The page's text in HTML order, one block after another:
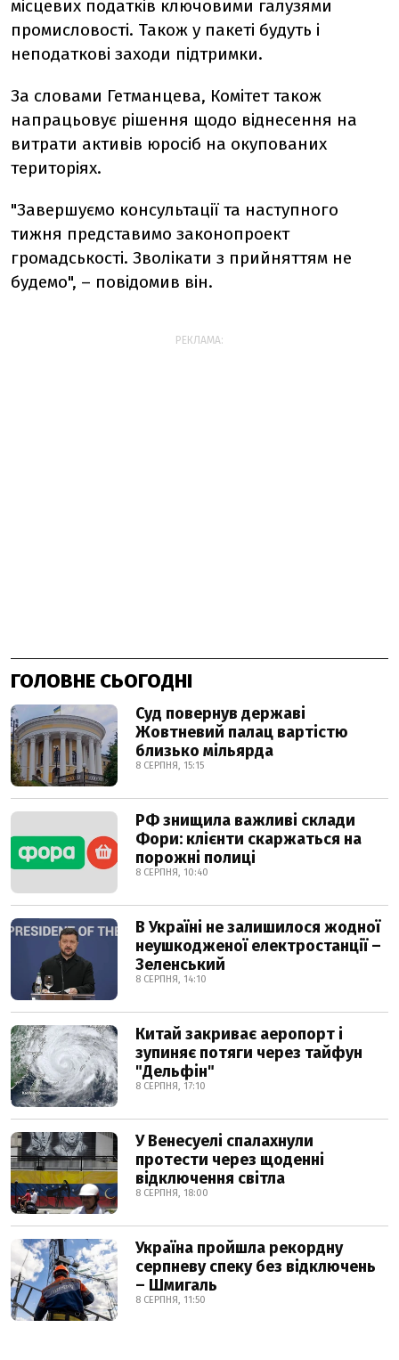
місцевих податків ключовими галузями
промисловості. Також у пакеті будуть і
неподаткові заходи підтримки.
За словами Гетманцева, Комітет також
напрацьовує рішення щодо віднесення на
витрати активів юросіб на окупованих
територіях.
"Завершуємо консультації та наступного
тижня представимо законопроект
громадськості. Зволікати з прийняттям не
будемо", – повідомив він.
РЕКЛАМА:
ГОЛОВНЕ СЬОГОДНІ
Суд повернув державі
Жовтневий палац вартістю
близько мільярда
8 СЕРПНЯ, 15:15
РФ знищила важливі склади
Фори: клієнти скаржаться на
порожні полиці
8 СЕРПНЯ, 10:40
В Україні не залишилося жодної
неушкодженої електростанції –
Зеленський
8 СЕРПНЯ, 14:10
Китай закриває аеропорт і
зупиняє потяги через тайфун
"Дельфін"
8 СЕРПНЯ, 17:10
У Венесуелі спалахнули
протести через щоденні
відключення світла
8 СЕРПНЯ, 18:00
Україна пройшла рекордну
серпневу спеку без відключень
– Шмигаль
8 СЕРПНЯ, 11:50